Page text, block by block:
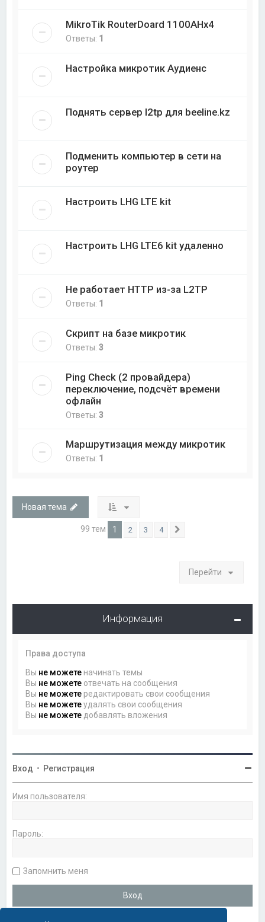
MikroTik RouterDoard 1100AHx4
Ответы: 1
Настройка микротик Аудиенс
Поднять сервер l2tp для beeline.kz
Подменить компьютер в сети на
роутер
Настроить LHG LTE kit
Настроить LHG LTE6 kit удаленно
Не работает HTTP из-за L2TP
Ответы: 1
Скрипт на базе микротик
Ответы:3
Ping Check (2 провайдера)
переключение, подсчёт времени
офлайн
Ответы:3
Маршрутизация между микротик
Ответы: 1
Новая тема
99 тем 1 2 3 4
Перейти
Информация
Права доступа
Вы не можете начинать темы
Вы не можете отвечать на сообщения
Вы не можете редактировать свои сообщения
Вы не можетеудалять свои сообщения
Вы не можете добавлять вложения
Вход • Регистрация
Имя пользователя:
Пароль:
Запомнить меня